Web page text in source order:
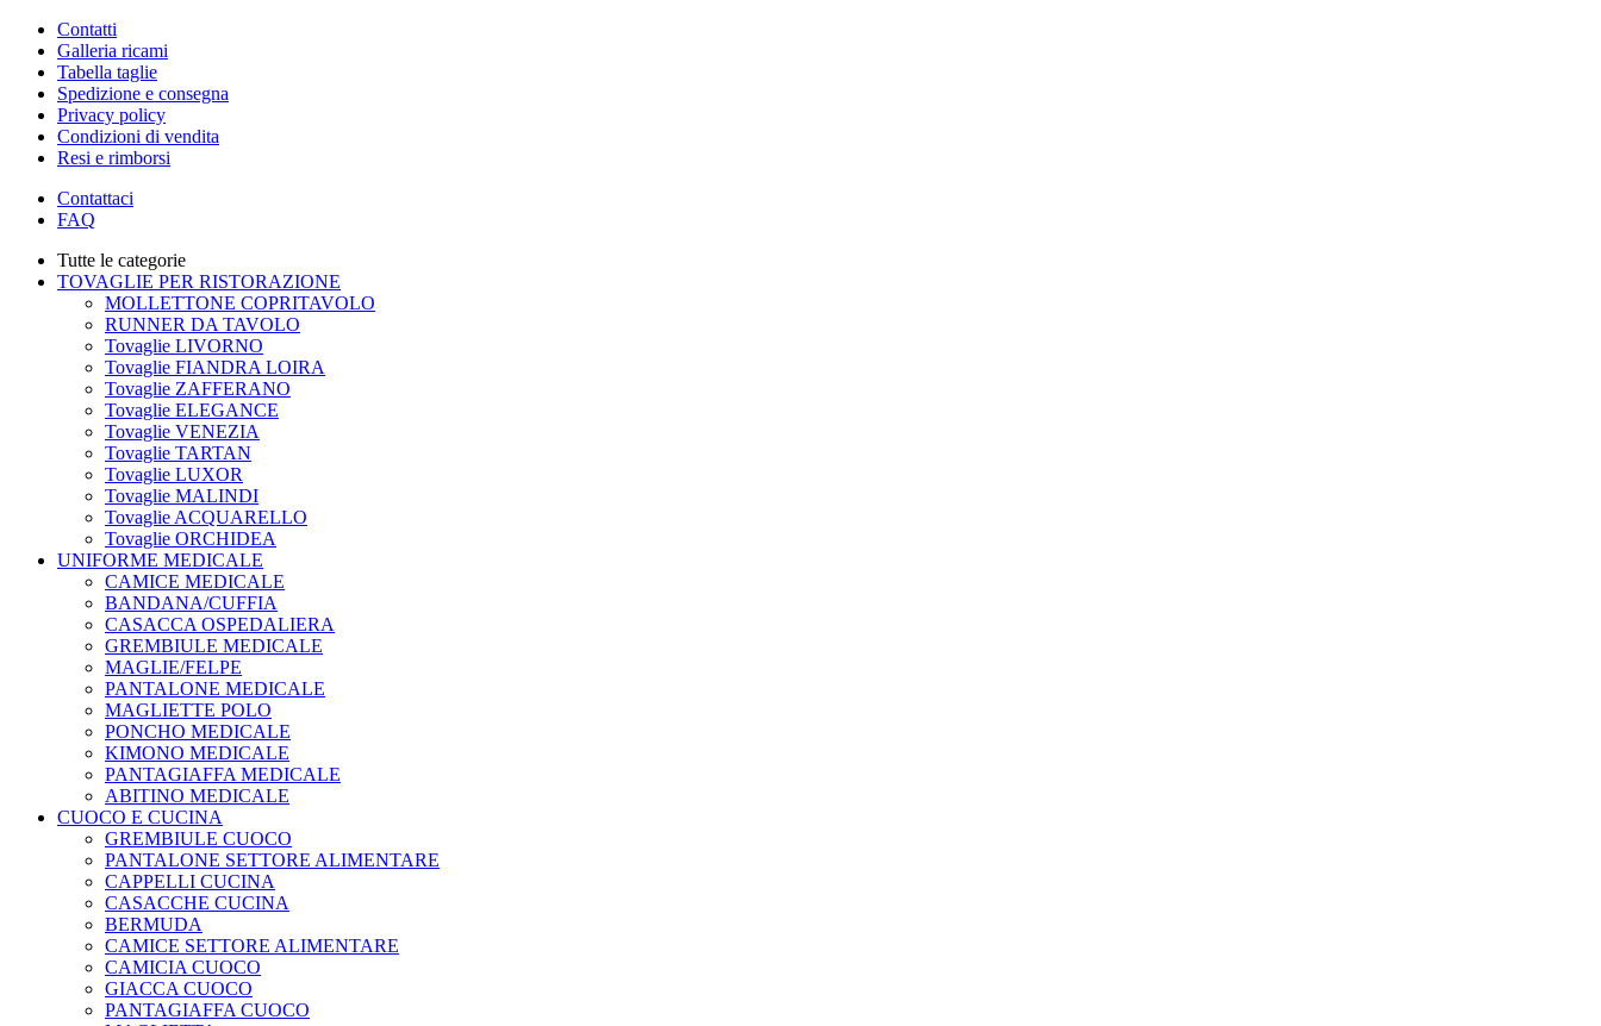
Contatti
Galleria ricami
Tabella taglie
Spedizione e consegna
Privacy policy
Condizioni di vendita
Resi e rimborsi
Contattaci
FAQ
Tutte le categorie
TOVAGLIE PER RISTORAZIONE
MOLLETTONE COPRITAVOLO
RUNNER DA TAVOLO
Tovaglie LIVORNO
Tovaglie FIANDRA LOIRA
Tovaglie ZAFFERANO
Tovaglie ELEGANCE
Tovaglie VENEZIA
Tovaglie TARTAN
Tovaglie LUXOR
Tovaglie MALINDI
Tovaglie ACQUARELLO
Tovaglie ORCHIDEA
UNIFORME MEDICALE
CAMICE MEDICALE
BANDANA/CUFFIA
CASACCA OSPEDALIERA
GREMBIULE MEDICALE
MAGLIE/FELPE
PANTALONE MEDICALE
MAGLIETTE POLO
PONCHO MEDICALE
KIMONO MEDICALE
PANTAGIAFFA MEDICALE
ABITINO MEDICALE
CUOCO E CUCINA
GREMBIULE CUOCO
PANTALONE SETTORE ALIMENTARE
CAPPELLI CUCINA
CASACCHE CUCINA
BERMUDA
CAMICE SETTORE ALIMENTARE
CAMICIA CUOCO
GIACCA CUOCO
PANTAGIAFFA CUOCO